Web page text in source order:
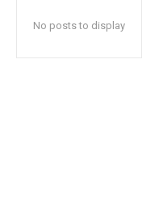
No posts to display